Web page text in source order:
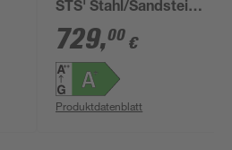
STS' Stahl/Sandstein
6,7 kW
729,00 €
Produktdatenblatt